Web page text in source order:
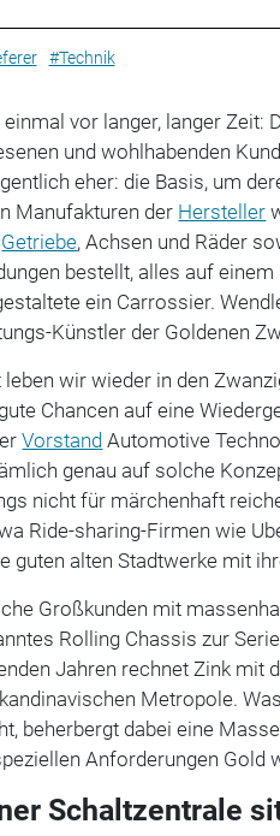
#Technik
vor langer, langer Zeit:
und wohlhabenden
eher: die Basis, um
Manufakturen der Hersteller
Getriebe, Achsen und Räder
bestellt, alles auf
ein Carrossier.
Künstler der Goldenen
leben wir wieder in den
Chancen auf eine
Vorstand Automotive
genau auf solche
nicht für märchenhaft
Ride-sharing-Firmen wie
guten alten Stadtwerke mit
Großkunden mit
Rolling Chassis zur
Jahren rechnet Zink mit
Metropole.
beherbergt dabei eine
Anforderungen Gold
Schaltzentrale